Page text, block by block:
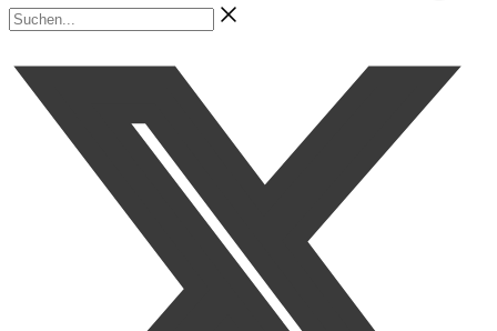
Suchen...